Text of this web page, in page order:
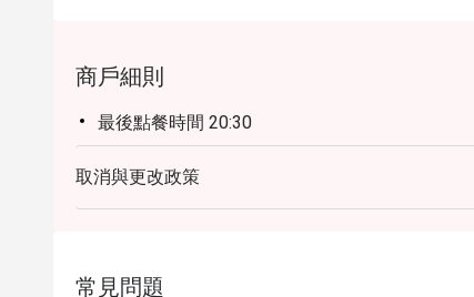
商戶細則
最後點餐時間 20:30
取消與更改政策
常見問題